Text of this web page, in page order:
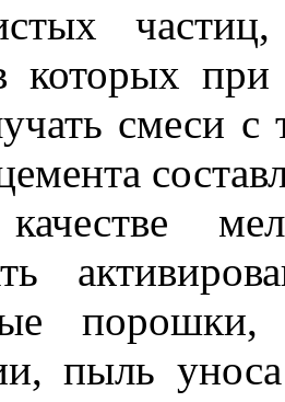
которых
смеси с
пыль